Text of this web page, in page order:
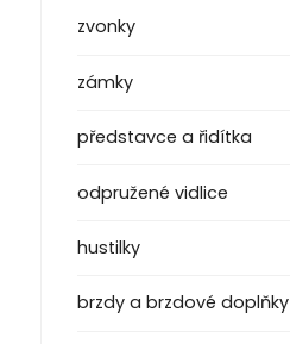
zvonky
zámky
představce a řidítka
odpružené vidlice
hustilky
brzdy a brzdové doplňky